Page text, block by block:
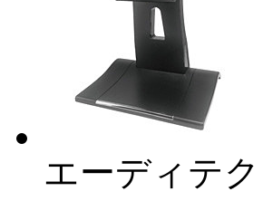
エーディテク